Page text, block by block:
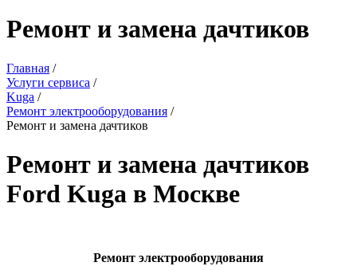
Ремонт и замена дачтиков
Главная /
Услуги сервиса /
Kuga /
Ремонт электрооборудования /
Ремонт и замена дачтиков
Ремонт и замена дачтиков
Ford Kuga в Москве
Ремонт электрооборудования